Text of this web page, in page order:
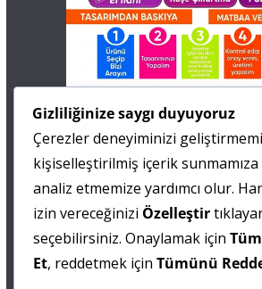
0 505 677 40 87
Fatma MARMARA
0 538 844 90 90
Mesut IŞIKAY
Gizliliğinize saygı duyuyoruz
Çerezler deneyiminizi
kişiselleştirilmiş içerik
analiz etmemize yardımcı olur.
izin vereceğinizi Özelleştir
seçebilirsiniz. Onaylamak için
Et, reddetmek için Tümünü